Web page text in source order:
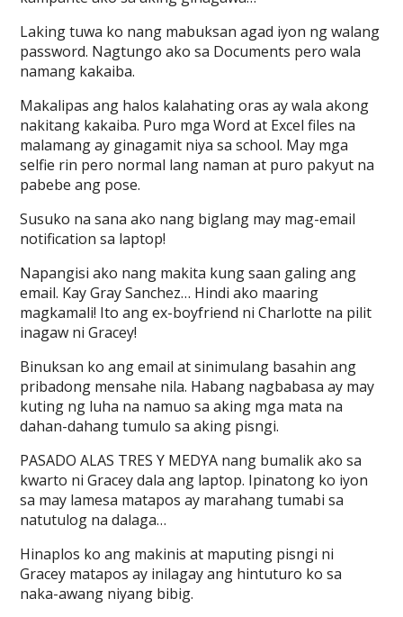
Laking tuwa ko nang mabuksan agad iyon ng walang
password. Nagtungo ako sa Documents pero wala
namang kakaiba.
Makalipas ang halos kalahating oras ay wala akong
nakitang kakaiba. Puro mga Word at Excel files na
malamang ay ginagamit niya sa school. May mga
selfie rin pero normal lang naman at puro pakyut na
pabebe ang pose.
Susuko na sana ako nang biglang may mag-email
notification sa laptop!
Napangisi ako nang makita kung saan galing ang
email. Kay Gray Sanchez… Hindi ako maaring
magkamali! Ito ang ex-boyfriend ni Charlotte na pilit
inagaw ni Gracey!
Binuksan ko ang email at sinimulang basahin ang
pribadong mensahe nila. Habang nagbabasa ay may
kuting ng luha na namuo sa aking mga mata na
dahan-dahang tumulo sa aking pisngi.
PASADO ALAS TRES Y MEDYA nang bumalik ako sa
kwarto ni Gracey dala ang laptop. Ipinatong ko iyon
sa may lamesa matapos ay marahang tumabi sa
natutulog na dalaga…
Hinaplos ko ang makinis at maputing pisngi ni
Gracey matapos ay inilagay ang hintuturo ko sa
naka-awang niyang bibig.